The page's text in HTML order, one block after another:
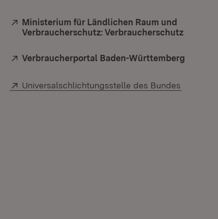
Extern:
Ministerium für Ländlichen Raum und
Verbraucherschutz: Verbraucherschutz
Extern:
Verbraucherportal Baden-Württemberg
Extern:
Universalschlichtungsstelle des Bundes